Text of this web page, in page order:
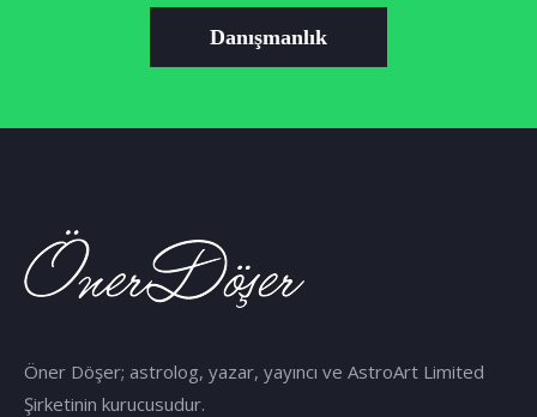
Danışmanlık
Öner Döşer; astrolog, yazar, yayıncı ve AstroArt Limited
Şirketinin kurucusudur.